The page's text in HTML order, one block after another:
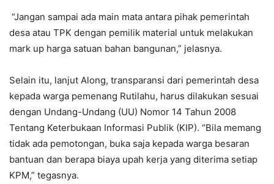
“Jangan sampai ada main mata antara pihak pemerintah
desa atau TPK dengan pemilik material untuk melakukan
mark up harga satuan bahan bangunan,” jelasnya.
Selain itu, lanjut Along, transparansi dari pemerintah desa
kepada warga pemenang Rutilahu, harus dilakukan sesuai
dengan Undang-Undang (UU) Nomor 14 Tahun 2008
Tentang Keterbukaan Informasi Publik (KIP). “Bila memang
tidak ada pemotongan, buka saja kepada warga besaran
bantuan dan berapa biaya upah kerja yang diterima setiap
KPM,” tegasnya.